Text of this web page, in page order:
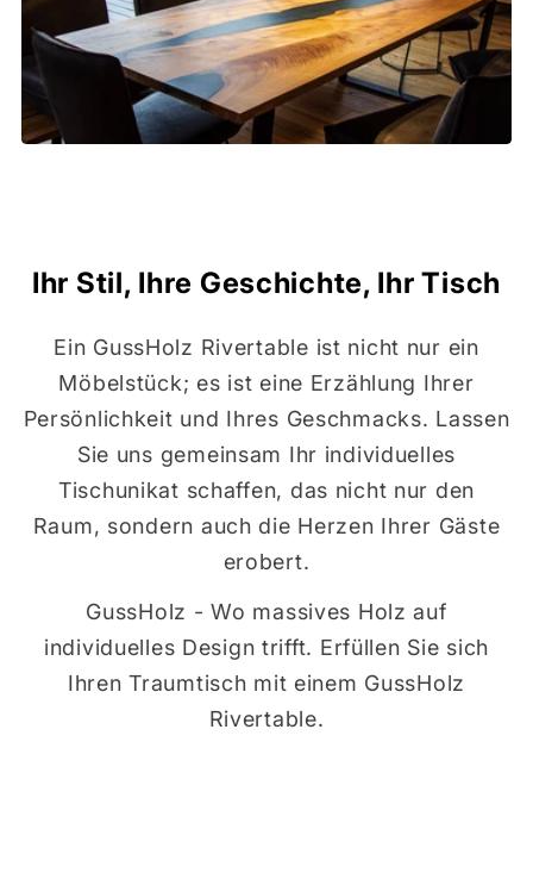
Ihr Stil, Ihre Geschichte, Ihr Tisch
Ein GussHolz Rivertable ist nicht nur ein
Möbelstück; es ist eine Erzählung Ihrer
Persönlichkeit und Ihres Geschmacks. Lassen
Sie uns gemeinsam Ihr individuelles
Tischunikat schaffen, das nicht nur den
Raum, sondern auch die Herzen Ihrer Gäste
erobert.
GussHolz - Wo massives Holz auf
individuelles Design trifft. Erfüllen Sie sich
Ihren Traumtisch mit einem GussHolz
Rivertable.